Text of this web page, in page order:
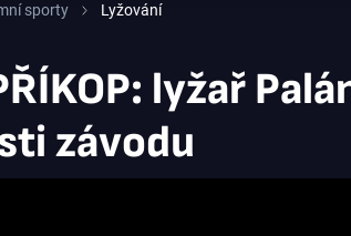
sporty Lyžování
lyžař
závodu